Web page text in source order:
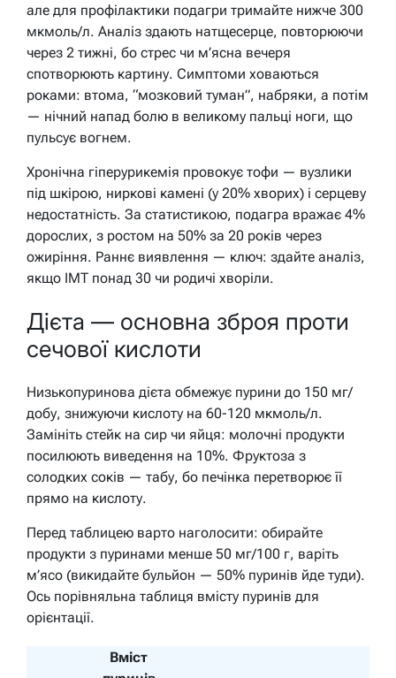
але для профілактики подагри тримайте нижче 300
мкмоль/л. Аналіз здають натщесерце, повторюючи
через 2 тижні, бо стрес чи м’ясна вечеря
спотворюють картину. Симптоми ховаються
роками: втома, “мозковий туман”, набряки, а потім
— нічний напад болю в великому пальці ноги, що
пульсує вогнем.
Хронічна гіперурикемія провокує тофи — вузлики
під шкірою, ниркові камені (у 20% хворих) і серцеву
недостатність. За статистикою, подагра вражає 4%
дорослих, з ростом на 50% за 20 років через
ожиріння. Раннє виявлення — ключ: здайте аналіз,
якщо ІМТ понад 30 чи родичі хворіли.
Дієта — основна зброя проти
сечової кислоти
Низькопуринова дієта обмежує пурини до 150 мг/
добу, знижуючи кислоту на 60-120 мкмоль/л.
Замініть стейк на сир чи яйця: молочні продукти
посилюють виведення на 10%. Фруктоза з
солодких соків — табу, бо печінка перетворює її
прямо на кислоту.
Перед таблицею варто наголосити: обирайте
продукти з пуринами менше 50 мг/100 г, варіть
м’ясо (викидайте бульйон — 50% пуринів йде туди).
Ось порівняльна таблиця вмісту пуринів для
орієнтації.
Вміст